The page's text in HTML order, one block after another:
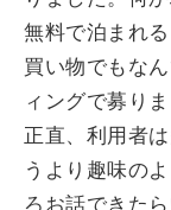
無料で泊まれ
買い物でもな
ィングで募りま
正直、利用者
うより趣味の
ろお話できた